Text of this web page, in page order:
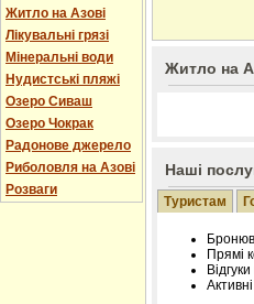
Житло на Азові
Лікувальні грязі
Мінеральні води
Нудистські пляжі
Озеро Сиваш
Озеро Чокрак
Радонове джерело
Риболовля на Азові
Розваги
Житло на
Наші
Туристам
Прямі